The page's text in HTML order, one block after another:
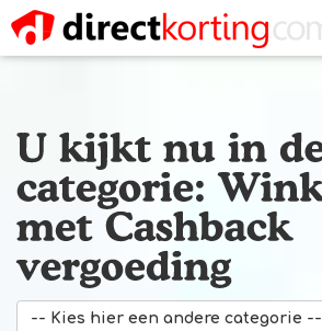
-- Kies hier een andere categorie --